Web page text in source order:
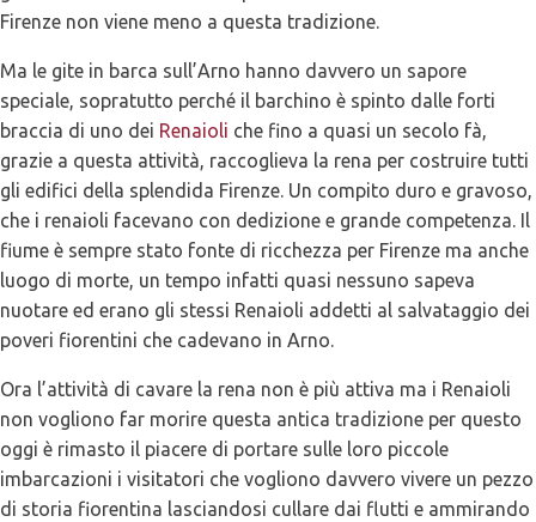
Firenze non viene meno a questa tradizione.
Ma le gite in barca sull’Arno hanno davvero un sapore
speciale, sopratutto perché il barchino è spinto dalle forti
braccia di uno dei Renaioli che fino a quasi un secolo fà,
grazie a questa attività, raccoglieva la rena per costruire tutti
gli edifici della splendida Firenze. Un compito duro e gravoso,
che i renaioli facevano con dedizione e grande competenza. Il
fiume è sempre stato fonte di ricchezza per Firenze ma anche
luogo di morte, un tempo infatti quasi nessuno sapeva
nuotare ed erano gli stessi Renaioli addetti al salvataggio dei
poveri fiorentini che cadevano in Arno.
Ora l’attività di cavare la rena non è più attiva ma i Renaioli
non vogliono far morire questa antica tradizione per questo
oggi è rimasto il piacere di portare sulle loro piccole
imbarcazioni i visitatori che vogliono davvero vivere un pezzo
di storia fiorentina lasciandosi cullare dai flutti e ammirando